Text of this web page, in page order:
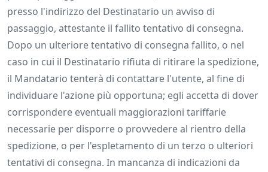
presso l'indirizzo del Destinatario un avviso di
passaggio, attestante il fallito tentativo di consegna.
Dopo un ulteriore tentativo di consegna fallito, o nel
caso in cui il Destinatario rifiuta di ritirare la spedizione,
il Mandatario tenterà di contattare l'utente, al fine di
individuare l'azione più opportuna; egli accetta di dover
corrispondere eventuali maggiorazioni tariffarie
necessarie per disporre o provvedere al rientro della
spedizione, o per l'espletamento di un terzo o ulteriori
tentativi di consegna. In mancanza di indicazioni da